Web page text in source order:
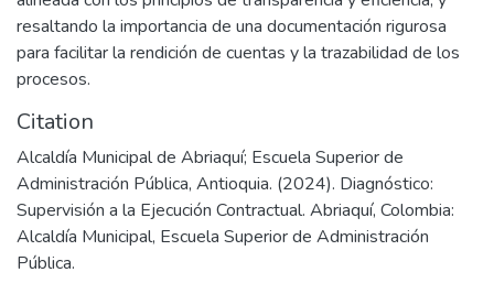
resaltando la importancia de una documentación rigurosa
para facilitar la rendición de cuentas y la trazabilidad de los
procesos.
Citation
Alcaldía Municipal de Abriaquí; Escuela Superior de
Administración Pública, Antioquia. (2024). Diagnóstico:
Supervisión a la Ejecución Contractual. Abriaquí, Colombia:
Alcaldía Municipal, Escuela Superior de Administración
Pública.